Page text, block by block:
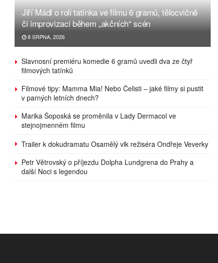
Jiří Mádl o roli tatínka ve filmu 6 gramů, tělocvičně
či improvizaci během „akčních“ scén
8 SRPNA, 2026
Slavnosní premiéru komedie 6 gramů uvedli dva ze čtyř
filmových tatínků
Filmové tipy: Mamma Mia! Nebo Čelisti – jaké filmy si pustit
v parných letních dnech?
Marika Šoposká se proměnila v Lady Dermacol ve
stejnojmenném filmu
Trailer k dokudramatu Osamělý vlk režiséra Ondřeje Veverky
Petr Větrovský o příjezdu Dolpha Lundgrena do Prahy a
další Noci s legendou